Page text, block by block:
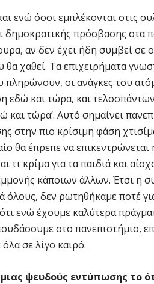
ενώ όσοι εμπλέκονται στις
δημοκρατικής πρόσβασης στα
αν δεν έχει ήδη συμβεί σε
θα χαθεί. Τα επιχειρήματα
πληρώνουν, οι ανάγκες του
εδώ και τώρα, και
και τώρα’. Αυτό σημαίνει
στην πιο κρίσιμη φάση
θα έπρεπε να
τι κρίμα για τα παιδιά και
κάποιων άλλων. Έτσι η
όλους, δεν ρωτηθήκαμε ποτέ
ενώ έχουμε καλύτερα
στο πανεπιστήμιο,
σε λίγο καιρό.
ψευδούς εντύπωσης το